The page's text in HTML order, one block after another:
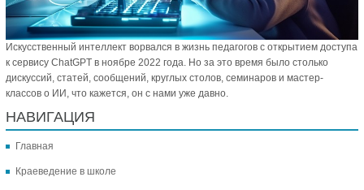
Искусственный интеллект ворвался в жизнь педагогов с открытием доступа
к сервису ChatGPT в ноябре 2022 года. Но за это время было столько
дискуссий, статей, сообщений, круглых столов, семинаров и мастер-
классов о ИИ, что кажется, он с нами уже давно.
НАВИГАЦИЯ
Главная
Краеведение в школе